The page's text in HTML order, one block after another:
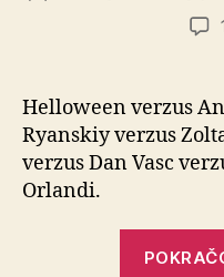
Helloween verzus
Ryanskiy verzus
verzus Dan Vasc
Orlandi.